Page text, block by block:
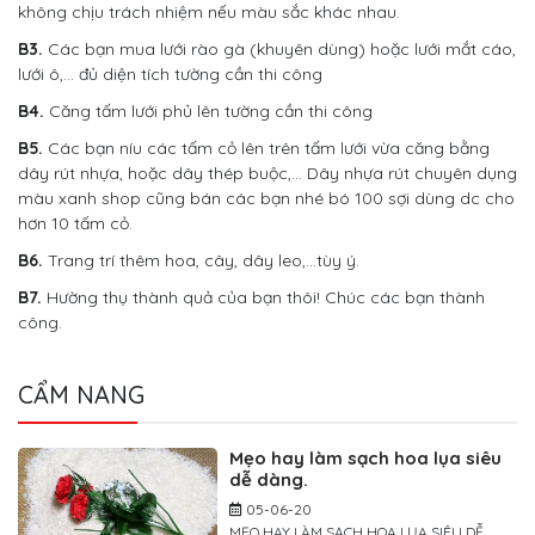
không chịu trách nhiệm nếu màu sắc khác nhau.
B3. Các bạn mua lưới rào gà (khuyên dùng) hoặc lưới mắt cáo,
lưới ô,… đủ diện tích tường cần thi công
B4. Căng tấm lưới phủ lên tường cần thi công
B5. Các bạn níu các tấm cỏ lên trên tấm lưới vừa căng bằng
dây rút nhựa, hoặc dây thép buộc,… Dây nhựa rút chuyên dụng
màu xanh shop cũng bán các bạn nhé bó 100 sợi dùng dc cho
hơn 10 tấm cỏ.
B6. Trang trí thêm hoa, cây, dây leo,…tùy ý.
B7. Hường thụ thành quả của bạn thôi! Chúc các bạn thành
công.
CẨM NANG
Mẹo hay làm sạch hoa lụa siêu
dễ dàng.
05-06-20